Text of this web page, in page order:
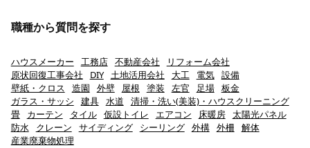
職種から質問を探す
ハウスメーカー 工務店 不動産会社
リフォーム会社
原状回復工事会社
DIY 土地活用会社 大工 電気 設備
壁紙・クロス
造園 外壁 屋根 塗装 左官 足場 板金
ガラス・サッシ
建具 水道
清掃・洗い(美装)・ハウスクリーニング
畳
カーテン タイル 仮設トイレ エアコン 床暖房 太陽光パネル
防水
クレーン サイディング シーリング 外構 外柵
解体
産業廃棄物処理